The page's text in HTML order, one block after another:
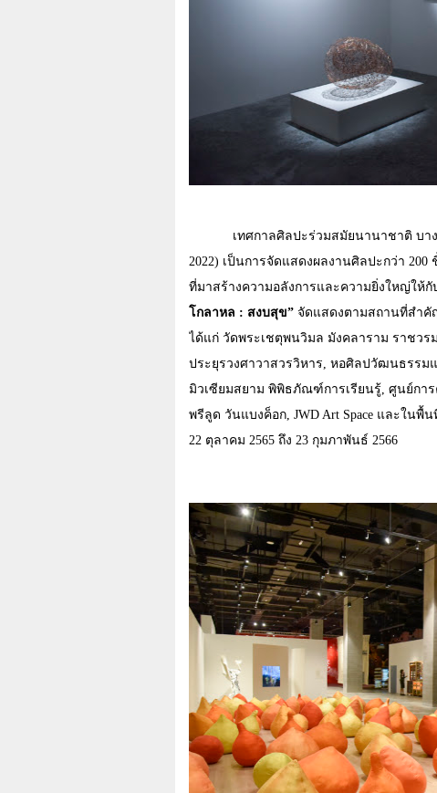
เทศกาลศิลปะร่วมสมัยนานาชาติ บา
2022) เป็นการจัดแสดงผลงานศิลปะกว่า 200
ที่มาสร้างความอลังการและความยิ่งใหญ่ให้
โกลาหล : สงบสุข” จัดแสดงตามสถานที่สำคั
ได้แก่ วัดพระเชตุพนวิมล มังคลาราม ราชว
ประยุรวงศาวาสวรวิหาร, หอศิลปวัฒนธรรม
มิวเซียมสยาม พิพิธภัณฑ์การเรียนรู้, ศูนย์กา
พรีลูด วันแบงค็อก, JWD Art Space และในพื้น
22 ตุลาคม 2565 ถึง 23 กุมภาพันธ์ 2566